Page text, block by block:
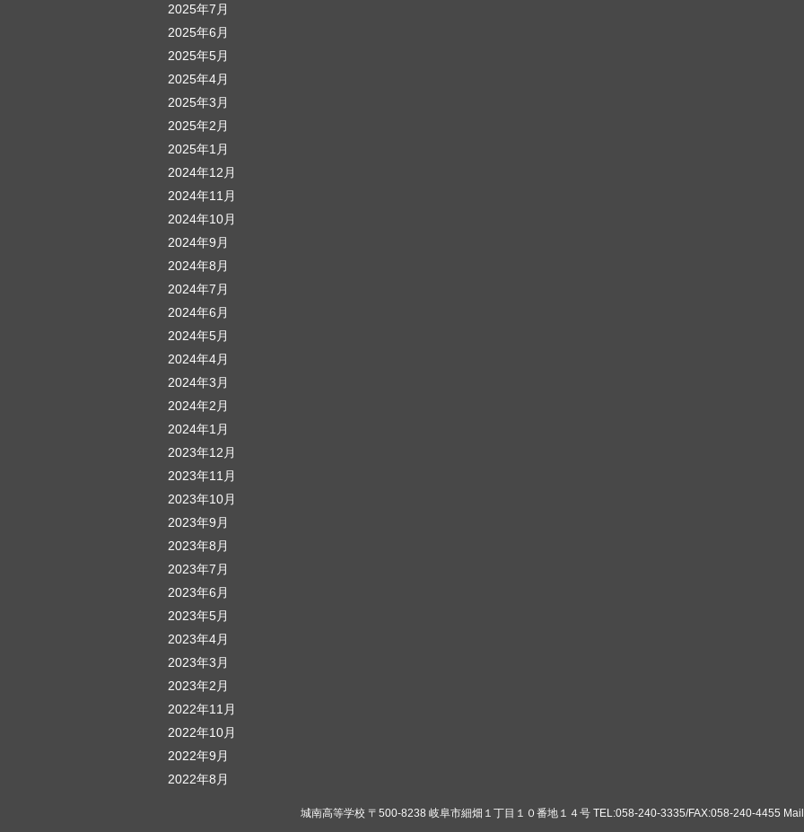
2025年7月
2025年6月
2025年5月
2025年4月
2025年3月
2025年2月
2025年1月
2024年12月
2024年11月
2024年10月
2024年9月
2024年8月
2024年7月
2024年6月
2024年5月
2024年4月
2024年3月
2024年2月
2024年1月
2023年12月
2023年11月
2023年10月
2023年9月
2023年8月
2023年7月
2023年6月
2023年5月
2023年4月
2023年3月
2023年2月
2022年11月
2022年10月
2022年9月
2022年8月
城南高等学校 〒500-8238 岐阜市細畑１丁目１０番地１４号 TEL:058-240-3335/FAX:058-240-4455